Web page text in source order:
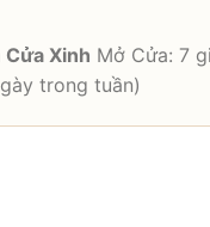
Cửa Xinh Mở Cửa: 7
trong tuần)